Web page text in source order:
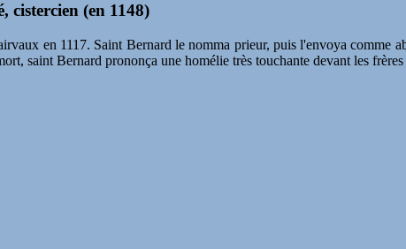
cistercien (en 1148)
en 1117. Saint Bernard le nomma prieur, puis l'envoya
saint Bernard prononça une homélie très touchante devant les